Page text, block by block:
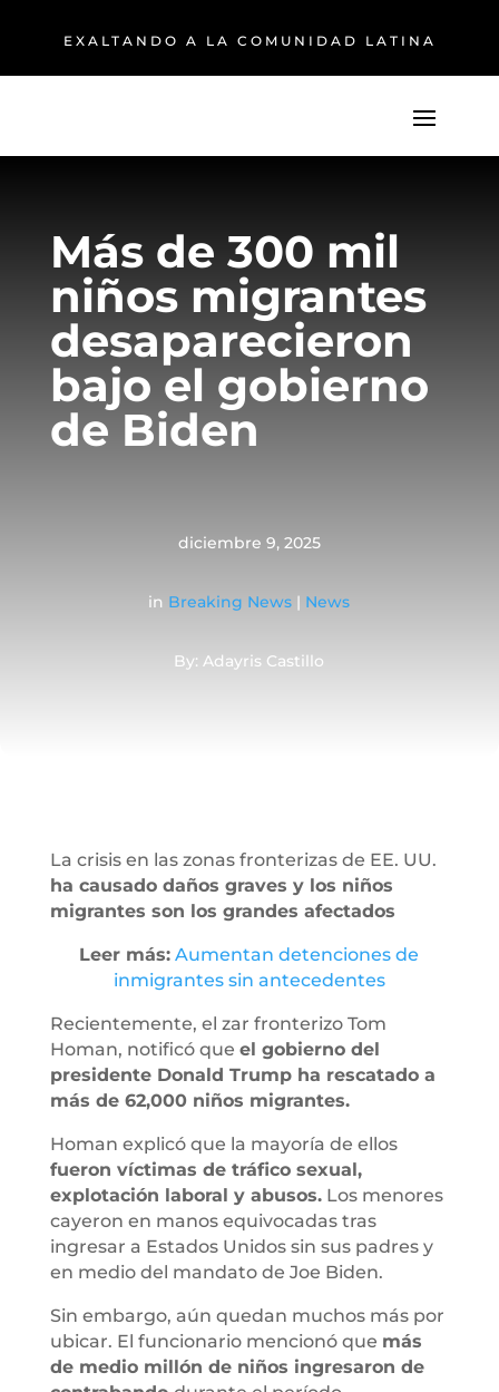
EXALTANDO A LA COMUNIDAD LATINA
Más de 300 mil
niños migrantes
desaparecieron
bajo el gobierno
de Biden
diciembre 9, 2025
in Breaking News | News
By: Adayris Castillo
La crisis en las zonas fronterizas de EE. UU.
ha causado daños graves y los niños
migrantes son los grandes afectados
Leer más: Aumentan detenciones de
inmigrantes sin antecedentes
Recientemente, el zar fronterizo Tom
Homan, notificó que el gobierno del
presidente Donald Trump ha rescatado a
más de 62,000 niños migrantes.
Homan explicó que la mayoría de ellos
fueron víctimas de tráfico sexual,
explotación laboral y abusos.Los menores
cayeron en manos equivocadas tras
ingresar a Estados Unidos sin sus padres y
en medio del mandato de Joe Biden.
Sin embargo, aún quedan muchos más por
ubicar. El funcionario mencionó que más
de medio millón de niños ingresaron de